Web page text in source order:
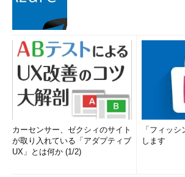
ウント名
param location string resourceGroup().
param publicNetworkAccess
トワークからのアクセスの可否
param disableLocalAuth bool
//
var identity
= {
'SystemAssigned' // マネージドID
}
var sku= {
カーセンサー、ゼクシィのサイト
が取り入れている「アダプティブ
UX」とは何か (1/2)
「フィッ
します